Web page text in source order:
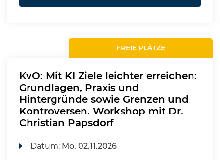
FREIE PLÄTZE
KvO: Mit KI Ziele leichter erreichen:
Grundlagen, Praxis und
Hintergründe sowie Grenzen und
Kontroversen. Workshop mit Dr.
Christian Papsdorf
Datum: Mo. 02.11.2026